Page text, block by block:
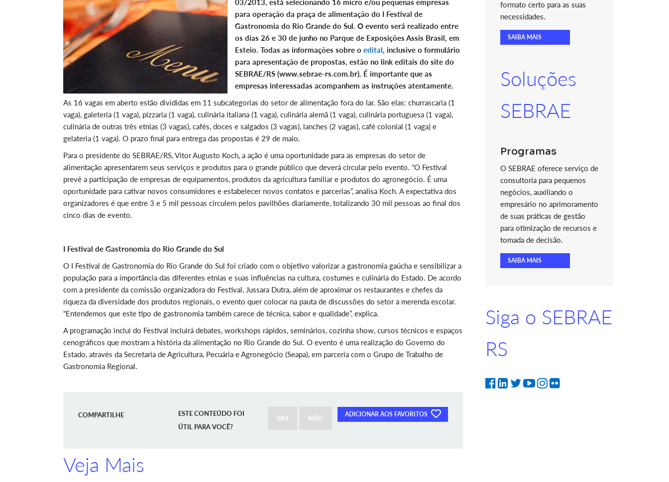
03/2013, está selecionando 16 micro e/ou pequenas empresas
para operação da praça de alimentação do I Festival de
Gastronomia do Rio Grande do Sul. O evento será realizado entre
os dias 26 e 30 de junho no Parque de Exposições Assis Brasil, em
Esteio. Todas as informações sobre o edital, inclusive o formulário
para apresentação de propostas, estão no link editais do site do
SEBRAE/RS (www.sebrae-rs.com.br). É importante que as
empresas interessadas acompanhem as instruções atentamente.
As 16 vagas em aberto estão divididas em 11 subcategorias do setor de alimentação fora do lar. São elas: churrascaria (1
vaga), galeteria (1 vaga), pizzaria (1 vaga), culinária italiana (1 vaga), culinária alemã (1 vaga), culinária portuguesa (1 vaga),
culinária de outras três etnias (3 vagas), cafés, doces e salgados (3 vagas), lanches (2 vagas), café colonial (1 vaga) e
gelateria (1 vaga). O prazo final para entrega das propostas é 29 de maio.
Para o presidente do SEBRAE/RS, Vitor Augusto Koch, a ação é uma oportunidade para as empresas do setor de
alimentação apresentarem seus serviços e produtos para o grande público que deverá circular pelo evento. “O Festival
prevê a participação de empresas de equipamentos, produtos da agricultura familiar e produtos do agronegócio. É uma
oportunidade para cativar novos consumidores e estabelecer novos contatos e parcerias”, analisa Koch. A expectativa dos
organizadores é que entre 3 e 5 mil pessoas circulem pelos pavilhões diariamente, totalizando 30 mil pessoas ao final dos
cinco dias de evento.
I Festival de Gastronomia do Rio Grande do Sul
O I Festival de Gastronomia do Rio Grande do Sul foi criado com o objetivo valorizar a gastronomia gaúcha e sensibilizar a
população para a importância das diferentes etnias e suas influências na cultura, costumes e culinária do Estado. De acordo
com a presidente da comissão organizadora do Festival, Jussara Dutra, além de aproximar os restaurantes e chefes da
riqueza da diversidade dos produtos regionais, o evento quer colocar na pauta de discussões do setor a merenda escolar.
“Entendemos que este tipo de gastronomia também carece de técnica, sabor e qualidade”, explica.
A programação inclui do Festival incluirá debates, workshops rápidos, seminários, cozinha show, cursos técnicos e espaços
cenográficos que mostram a história da alimentação no Rio Grande do Sul. O evento é uma realização do Governo do
Estado, através da Secretaria de Agricultura, Pecuária e Agronegócio (Seapa), em parceria com o Grupo de Trabalho de
Gastronomia Regional.
COMPARTILHE ADICIONAR AOS FAVORITOS
ESTE CONTEÚDO FOI
ÚTIL PARA VOCÊ?
SIM NÃO
formato certo para as suas
necessidades.
SAIBA MAIS
Soluções
SEBRAE
Programas
O SEBRAE oferece serviço de
consultoria para pequenos
negócios, auxiliando o
empresário no aprimoramento
de suas práticas de gestão
para otimização de recursos e
tomada de decisão.
SAIBA MAIS
Siga o SEBRAE
RS
Veja Mais